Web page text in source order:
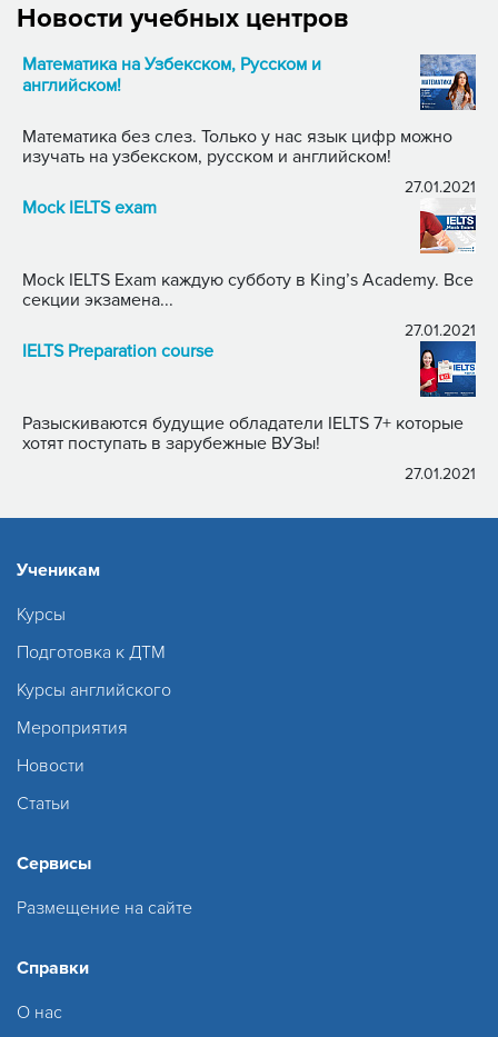
Новости учебных центров
Математика на Узбекском, Русском и
английском!
Математика без слез. Только у нас язык цифр можно
изучать на узбекском, русском и английском!
27.01.2021
Mock IELTS exam
Mock IELTS Exam каждую субботу в King’s Academy. Все
секции экзамена...
27.01.2021
IELTS Preparation course
Разыскиваются будущие обладатели IELTS 7+ которые
хотят поступать в зарубежные ВУЗы!
27.01.2021
Ученикам
Курсы
Подготовка к ДТМ
Курсы английского
Мероприятия
Новости
Статьи
Сервисы
Размещение на сайте
Справки
О нас